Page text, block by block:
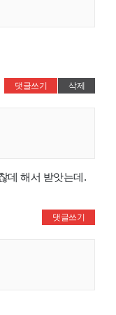
댓글쓰기 삭제
데 해서 받앗는데.
댓글쓰기